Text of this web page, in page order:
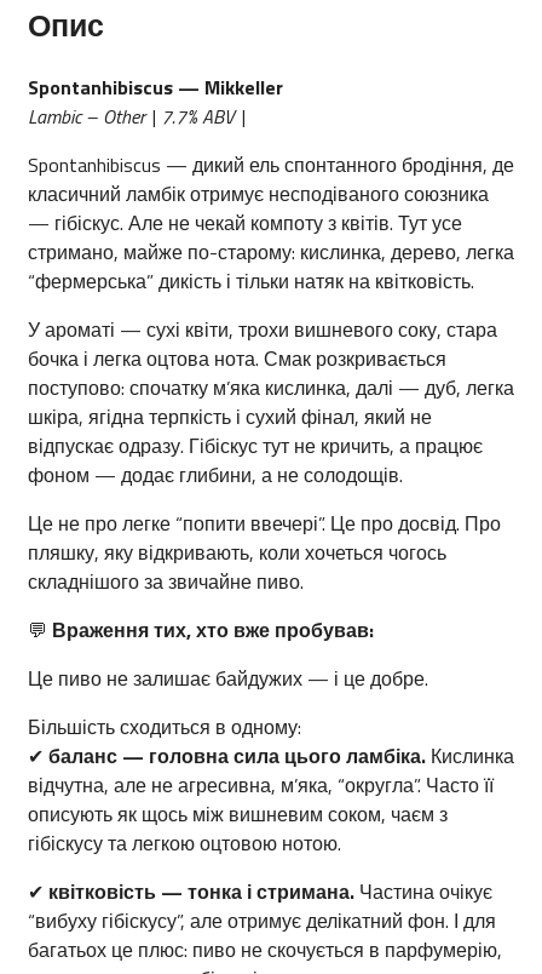
Опис
Spontanhibiscus — Mikkeller
Lambic – Other | 7.7% ABV |
Spontanhibiscus — дикий ель спонтанного бродіння, де
класичний ламбік отримує несподіваного союзника
— гібіскус. Але не чекай компоту з квітів. Тут усе
стримано, майже по-старому: кислинка, дерево, легка
“фермерська” дикість і тільки натяк на квітковість.
У ароматі — сухі квіти, трохи вишневого соку, стара
бочка і легка оцтова нота. Смак розкривається
поступово: спочатку м’яка кислинка, далі — дуб, легка
шкіра, ягідна терпкість і сухий фінал, який не
відпускає одразу. Гібіскус тут не кричить, а працює
фоном — додає глибини, а не солодощів.
Це не про легке “попити ввечері”. Це про досвід. Про
пляшку, яку відкривають, коли хочеться чогось
складнішого за звичайне пиво.
💬 Враження тих, хто вже пробував:
Це пиво не залишає байдужих — і це добре.
Більшість сходиться в одному:
✔ баланс — головна сила цього ламбіка. Кислинка
відчутна, але не агресивна, м’яка, “округла”. Часто її
описують як щось між вишневим соком, чаєм з
гібіскусу та легкою оцтовою нотою.
✔ квітковість — тонка і стримана. Частина очікує
“вибуху гібіскусу”, але отримує делікатний фон. І для
багатьох це плюс: пиво не скочується в парфумерію,